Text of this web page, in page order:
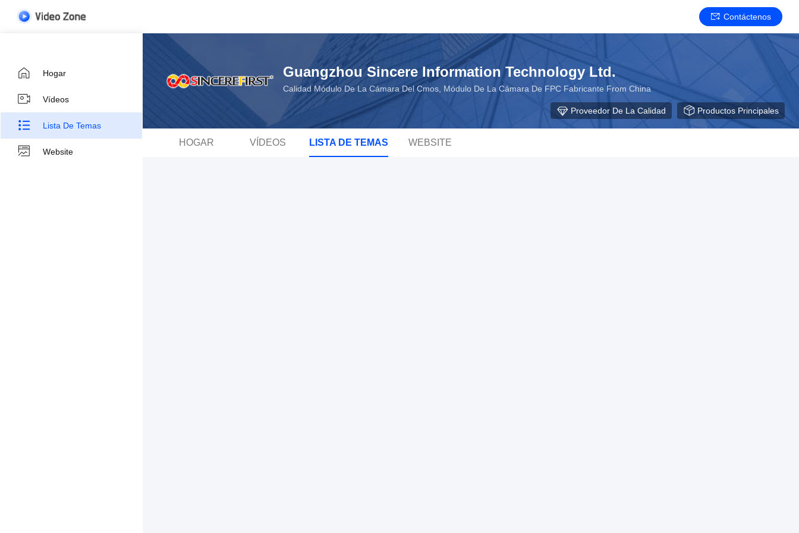
Contáctenos
Hogar
Vídeos
Lista De Temas
Website
Guangzhou Sincere Information Technology Ltd.
Calidad Módulo De La Cámara Del Cmos, Módulo De La Cámara De FPC Fabricante From China
Proveedor De La Calidad Productos Principales
HOGAR VÍDEOS LISTA DE TEMAS WEBSITE